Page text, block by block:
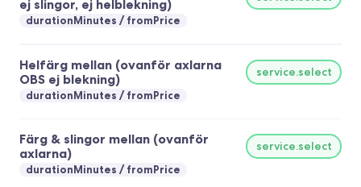
ej slingor, ej helblekning)
durationMinutes fromPrice
Helfärg mellan (ovanför axlarna
OBS ej blekning)
durationMinutes fromPrice
service.select
Färg & slingor mellan (ovanför
axlarna)
durationMinutes fromPrice
service.select